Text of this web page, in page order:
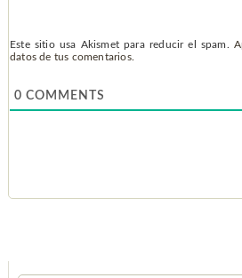
Este sitio usa Akismet para reducir el spam.
datos de tus comentarios.
0 COMMENTS